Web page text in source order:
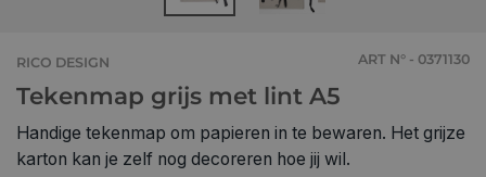
RICO DESIGN ART N° - 0371130
Tekenmap grijs met lint A5
Handige tekenmap om papieren in te bewaren. Het grijze
karton kan je zelf nog decoreren hoe jij wil.